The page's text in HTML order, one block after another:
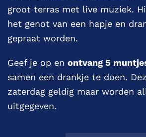
groot terras met live muziek.
het genot van een hapje en
gepraat worden.
Geef je op en ontvang 5
samen een drankje te doen.
zaterdag geldig maar worden
uitgegeven.